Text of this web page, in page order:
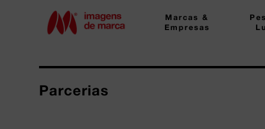
Marcas &
Empresas
Parcerias